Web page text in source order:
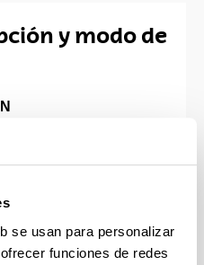
se usan para personalizar
funciones de redes
y modo de